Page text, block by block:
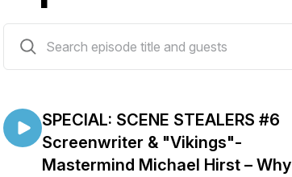
SPECIAL: SCENE STEALERS #6
Screenwriter & "Vikings"-
Mastermind Michael Hirst – Why